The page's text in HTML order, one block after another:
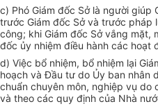
c) Phó Giám đốc Sở là người giúp
trước Giám đốc Sở và trước pháp
công; khi Giám đốc Sở vắng mặt,
đốc ủy nhiệm điều hành các hoạt
d) Việc bổ nhiệm, bổ nhiệm lại
hoạch và Đầu tư do Ủy ban nhân
chuẩn chuyên môn, nghiệp vụ do
và theo các quy định của Nhà